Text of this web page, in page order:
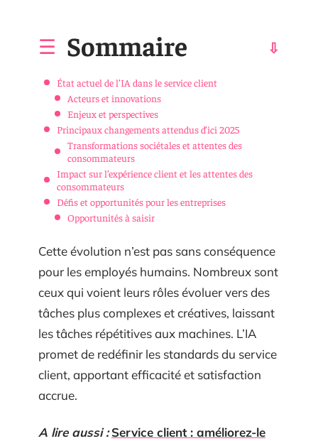
Sommaire
État actuel de l’IA dans le service client
Acteurs et innovations
Enjeux et perspectives
Principaux changements attendus d’ici 2025
Transformations sociétales et attentes des
consommateurs
Impact sur l’expérience client et les attentes des
consommateurs
Défis et opportunités pour les entreprises
Opportunités à saisir
Cette évolution n’est pas sans conséquence
pour les employés humains. Nombreux sont
ceux qui voient leurs rôles évoluer vers des
tâches plus complexes et créatives, laissant
les tâches répétitives aux machines. L’IA
promet de redéfinir les standards du service
client, apportant efficacité et satisfaction
accrue.
A lire aussi : Service client : améliorez-le